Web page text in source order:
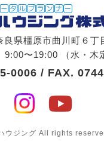
良県橿原市曲川町６丁
〜19:00 （水・木
0006 / FAX.
ウジング All rights